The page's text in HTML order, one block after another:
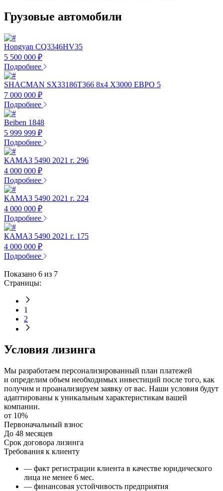
Грузовые автомобили
Hongyan CQ3346HV35
5 500 000 ₽
Подробнее
SHACMAN SX33186T366 8х4 X3000 ЕВРО 5
7 000 000 ₽
Подробнее
Beiben 1848
5 999 999 ₽
Подробнее
КАМАЗ 5490 2021 г. 296
4 000 000 ₽
Подробнее
КАМАЗ 5490 2021 г. 224
4 000 000 ₽
Подробнее
КАМАЗ 5490 2021 г. 175
4 000 000 ₽
Подробнее
Показано 6 из 7
Страницы:
1
2
Условия лизинга
Мы разработаем персонализированный план платежей
и определим объем необходимых инвестиций после того, как
получим и проанализируем заявку от вас. Наши условия будут
адаптированы к уникальным характеристикам вашей
компании.
от 10%
Первоначальный взнос
До 48 месяцев
Срок договора лизинга
Требования к клиенту
— факт регистрации клиента в качестве юридического
лица не менее 6 мес.
— финансовая устойчивость предприятия